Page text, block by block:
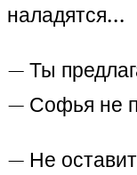
наладятся…
— Ты
— Софья не
— Не